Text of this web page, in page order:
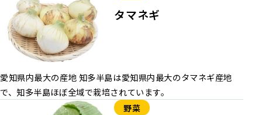
タマネギ
愛知県内最大の産地 知多半島は愛知県内最大のタマネギ産地
で、知多半島ほぼ全域で栽培されています。
野菜